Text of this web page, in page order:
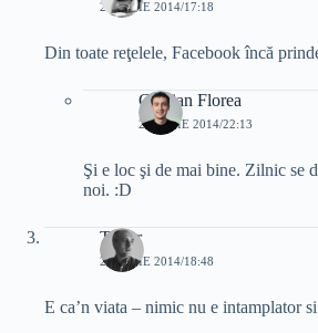
25 IUNIE 2014/17:18
Din toate reţelele, Facebook încă
Cristian Florea
25 IUNIE 2014/22:13
Şi e loc şi de mai bine. Zilnic se
noi. :D
Tudor
25 IUNIE 2014/18:48
E ca’n viata – nimic nu e intamplator